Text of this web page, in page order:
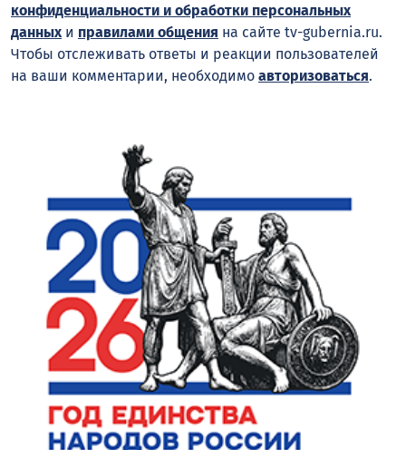
конфиденциальности и обработки персональных
данныхи правилами общения на сайте tv-gubernia.ru.
Чтобы отслеживать ответы и реакции пользователей
на ваши комментарии, необходимо авторизоваться.